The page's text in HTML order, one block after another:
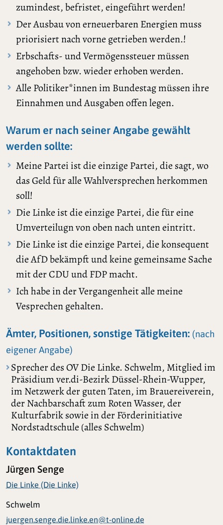
zumindest, befristet, eingeführt werden!
Der Ausbau von erneuerbaren Energien muss
priorisiert nach vorne getrieben werden.!
Erbschafts- und Vermögenssteuer müssen
angehoben bzw. wieder erhoben werden.
Alle Politiker*innen im Bundestag müssen ihre
Einnahmen und Ausgaben offen legen.
Warum er nach seiner Angabe gewählt
werden sollte:
Meine Partei ist die einzige Partei, die sagt, wo
das Geld für alle Wahlversprechen herkommen
soll!
Die Linke ist die einzige Partei, die für eine
Umverteilugn von oben nach unten eintritt.
Die Linke ist die einzige Partei, die konsequent
die AfD bekämpft und keine gemeinsame Sache
mit der CDU und FDP macht.
Ich habe in der Vergangenheit alle meine
Vesprechen gehalten.
Ämter, Positionen, sonstige Tätigkeiten: (nach
eigener Angabe)
Sprecher des OV Die Linke. Schwelm, Mitglied im
Präsidium ver.di-Bezirk Düssel-Rhein-Wupper,
im Netzwerk der guten Taten, im Brauereiverein,
der Nachbarschaft zum Roten Wasser, der
Kulturfabrik sowie in der Förderinitiative
Nordstadtschule (alles Schwelm)
Kontaktdaten
Jürgen Senge
Die Linke (Die Linke)
Schwelm
juergen.senge.die.linke.en@t-online.de